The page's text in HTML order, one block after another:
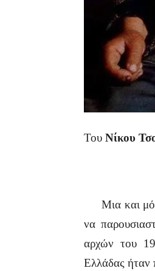
Του Νίκου
Μια και
να
αρχών του
Ελλάδας